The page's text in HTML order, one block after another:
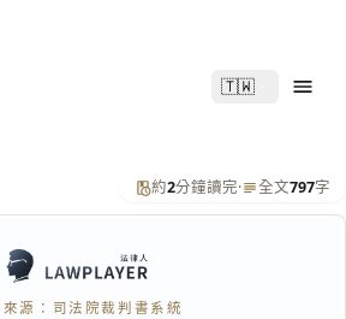
🇹🇼
約2分鐘讀完· 全文797字
來源：司法院裁判書系統